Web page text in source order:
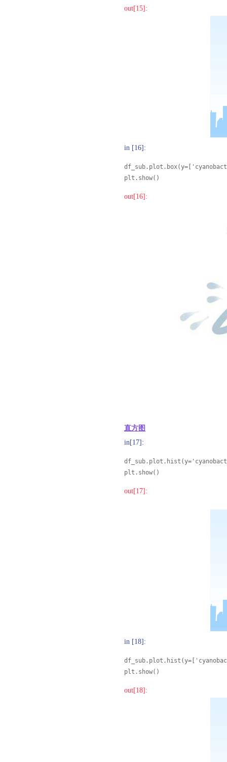
out[15]:
in [16]:
plt.show()
out[16]:
直方图
in[17]:
plt.show()
out[17]:
in [18]:
plt.show()
out[18]: